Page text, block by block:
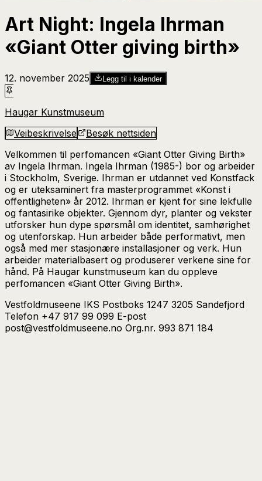
Art Night: Ingela Ihrman
«Giant Otter giving birth»
12. november 2025 Legg til i kalender
Haugar Kunstmuseum
Veibeskrivelse
Besøk nettsiden
Velkommen til perfomancen «Giant Otter Giving Birth»
av Ingela Ihrman. Ingela Ihrman (1985-) bor og arbeider
i Stockholm, Sverige. Ihrman er utdannet ved Konstfack
og er uteksaminert fra masterprogrammet «Konst i
offentligheten» år 2012. Ihrman er kjent for sine lekfulle
og fantasirike objekter. Gjennom dyr, planter og vekster
utforsker hun dype spørsmål om identitet, samhørighet
og utenforskap. Hun arbeider både performativt, men
også med mer stasjonære installasjoner og verk. Hun
arbeider materialbasert og produserer verkene sine for
hånd. På Haugar kunstmuseum kan du oppleve
perfomancen «Giant Otter Giving Birth».
Vestfoldmuseene IKS Postboks 1247 3205 Sandefjord
Telefon +47 917 99 099 E-post
post@vestfoldmuseene.no Org.nr. 993 871 184